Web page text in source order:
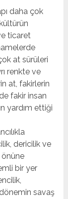
daha çok
ticaret
at sürüleri
renkte ve
at, fakirlerin
fakir insan
yardım ettiği
dericilik ve
bir yer
savaş